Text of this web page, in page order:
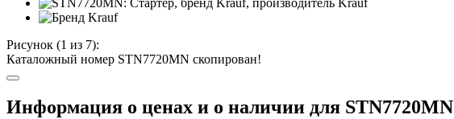
Рисунок (1 из 7):
Каталожный номер STN7720MN скопирован!
Информация о ценах и о наличии для STN7720MN